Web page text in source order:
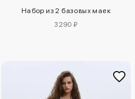
Набор из 2 базовых маек
3290 ₽